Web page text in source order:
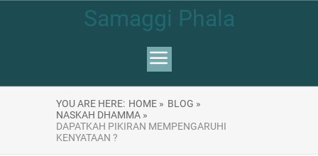
Samaggi Phala
YOU ARE HERE: HOME » BLOG »
NASKAH DHAMMA »
DAPATKAH PIKIRAN MEMPENGARUHI
KENYATAAN ?